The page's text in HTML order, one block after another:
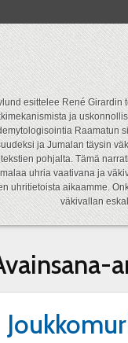
esittelee René Girardin
ja
Raamatun
ja Jumalan täysin
pohjalta. Tämä
uhria vaativana ja
uhritietoista aikaamme.
väkivallan